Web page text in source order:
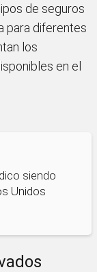
de seguros
para diferentes
los
en el
siendo
Unidos